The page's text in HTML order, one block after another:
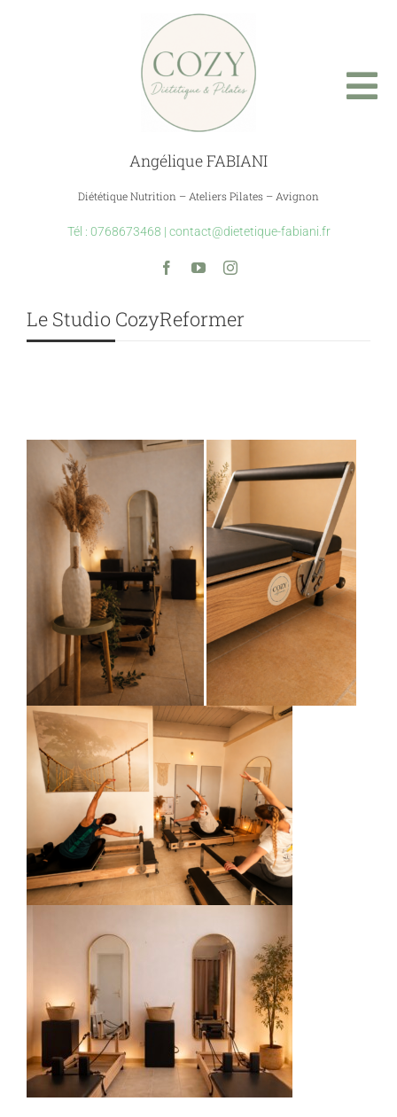
A propos
Studio CozyReformer
Découvrir
Contact
Angélique FABIANI
Diététique Nutrition – Ateliers Pilates – Avignon
Tél : 0768673468 | contact@dietetique-fabiani.fr
Le Studio CozyReformer